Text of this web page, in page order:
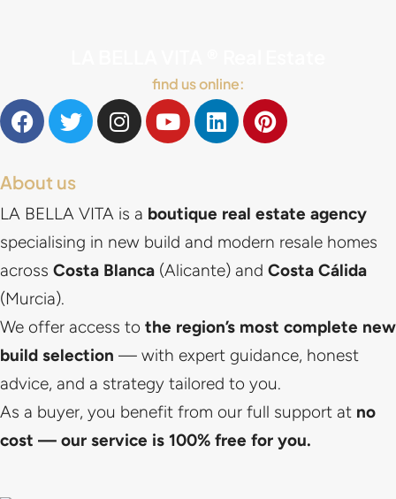
find us online:
About us
LA BELLA VITA is a boutique real estate agency
specialising in new build and modern resale homes
across Costa Blanca (Alicante) and Costa Cálida
(Murcia).
We offer access to the region’s most complete new
build selection — with expert guidance, honest
advice, and a strategy tailored to you.
As a buyer, you benefit from our full support at no
cost — our service is 100% free for you.